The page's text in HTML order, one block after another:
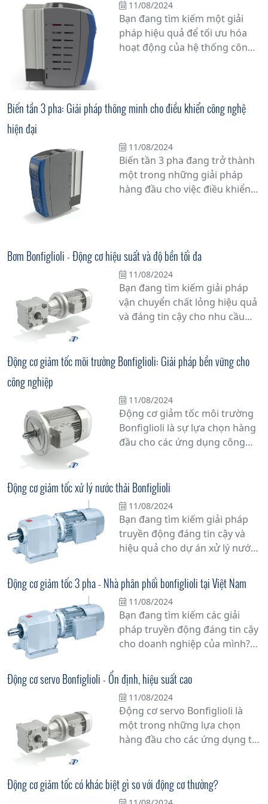
giữa công nghệ tiên tiến và độ
tin cậy vững chắc của thương
hiệu Bonfiglioli.
11/08/2024
Bạn đang tìm kiếm một giải
pháp hiệu quả để tối ưu hóa
hoạt động của hệ thống công
cao từ Bonfiglioli, phân phối
bởi Tân Đạt Thắng. Đây là một
giúp điều khiển tốc độ và mô-
men của động cơ điện một
cách chính xác và linh hoạt.
Biến tần 3 pha: Giải pháp thông minh cho điều khiển công nghệ
hiện đại
11/08/2024
Biến tần 3 pha đang trở thành
một trong những giải pháp
hàng đầu cho việc điều khiển
cách linh hoạt và chính xác,
biến tần 3 pha không chỉ giúp
tối ưu hóa hiệu suất hoạt động
mà còn tiết kiệm năng lượng
đáng kể.
Bơm Bonfiglioli - Động cơ hiệu suất và độ bền tối đa
11/08/2024
Bạn đang tìm kiếm giải pháp
vận chuyển chất lỏng hiệu quả
và đáng tin cậy cho nhu cầu
pháp đa dạng và tiên tiến cho
Động cơ giảm tốc môi trường Bonfiglioli: Giải pháp bền vững cho
công nghiệp
11/08/2024
Động cơ giảm tốc môi trường
Bonfiglioli là sự lựa chọn hàng
đầu cho các ứng dụng công
nghệ tiên tiến và chất lượng
vượt trội, sản phẩm này mang
lại giải pháp bền vững cho các
doanh nghiệp trong việc nâng
cao hiệu suất sản xuất và giảm
thiểu thời gian dừng máy.
Động cơ giảm tốc xử lý nước thải Bonfiglioli
11/08/2024
Bạn đang tìm kiếm giải pháp
truyền động đáng tin cậy và
hiệu quả cho dự án xử lý nước
tốc xử lý nước thải Bonfiglioli là
lựa chọn hàng đầu mà bạn
không thể bỏ qua.
Động cơ giảm tốc 3 pha - Nhà phân phối bonfiglioli tại Việt Nam
11/08/2024
Bạn đang tìm kiếm các giải
pháp truyền động đáng tin cậy
cho doanh nghiệp của mình?
động cơ giảm tốc 3 pha từ nhà
phân phối Bonfiglioli tại Việt
Nam. Với hơn 60 năm kinh
nghiệm trong ngành công
nghiệp, Bonfiglioli đã khẳng
định vị thế của mình như một
phẩm truyền động.
Động cơ servo Bonfiglioli - Ổn định, hiệu suất cao
11/08/2024
Động cơ servo Bonfiglioli là
một trong những lựa chọn
hàng đầu cho các ứng dụng tự
của nó. Với thiết kế không chổi
than tiên tiến, động cơ này
Động cơ giảm tốc có khác biệt gì so với động cơ thường?